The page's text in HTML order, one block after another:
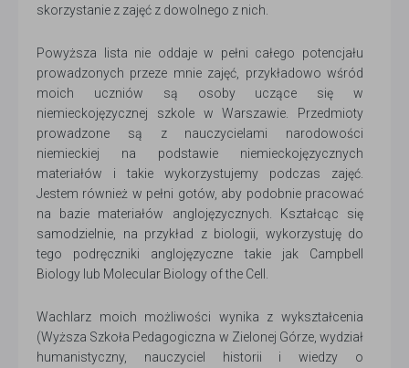
skorzystanie z zajęć z dowolnego z nich.
Powyższa lista nie oddaje w pełni całego potencjału
prowadzonych przeze mnie zajęć, przykładowo wśród
moich uczniów są osoby uczące się w
niemieckojęzycznej szkole w Warszawie. Przedmioty
prowadzone są z nauczycielami narodowości
niemieckiej na podstawie niemieckojęzycznych
materiałów i takie wykorzystujemy podczas zajęć.
Jestem również w pełni gotów, aby podobnie pracować
na bazie materiałów anglojęzycznych. Kształcąc się
samodzielnie, na przykład z biologii, wykorzystuję do
tego podręczniki anglojęzyczne takie jak Campbell
Biology lub Molecular Biology of the Cell.
Wachlarz moich możliwości wynika z wykształcenia
(Wyższa Szkoła Pedagogiczna w Zielonej Górze, wydział
humanistyczny, nauczyciel historii i wiedzy o